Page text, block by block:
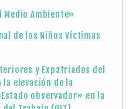
Medio Ambiente»
de los Niños Víctimas
y Expatriados del
la elevación de la
observador» en la